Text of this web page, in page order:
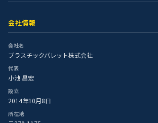
会社情報
会社名
プラスチックパレット株式会社
代表
小池 昌宏
設立
2014年10月8日
所在地